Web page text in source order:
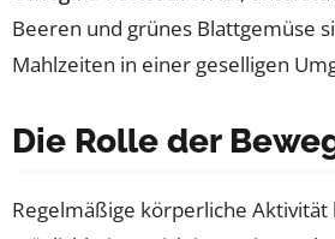
Beeren und grünes Blattgemüse
Mahlzeiten in einer geselligen
Die Rolle der
Regelmäßige körperliche